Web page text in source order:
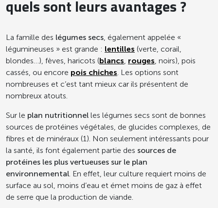
quels sont leurs avantages ?
La famille des légumes secs, également appelée «
légumineuses » est grande : lentilles (verte, corail,
blondes…), fèves, haricots (blancs, rouges, noirs), pois
cassés, ou encore pois chiches. Les options sont
nombreuses et c’est tant mieux car ils présentent de
nombreux atouts.
Sur le plan nutritionnel les légumes secs sont de bonnes
sources de protéines végétales, de glucides complexes, de
fibres et de minéraux (1). Non seulement intéressants pour
la santé, ils font également partie des sources de
protéines les plus vertueuses sur le plan
environnemental. En effet, leur culture requiert moins de
surface au sol, moins d’eau et émet moins de gaz à effet
de serre que la production de viande.